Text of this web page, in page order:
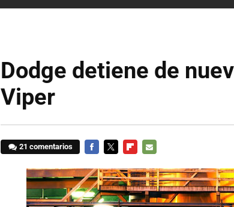
Dodge detiene de
Viper
21 comentarios
MAIL